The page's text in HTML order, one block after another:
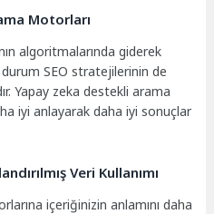
Motorları
algoritmalarında giderek
SEO stratejilerinin de
Yapay zeka destekli arama
iyi anlayarak daha iyi sonuçlar
Veri Kullanımı
içeriğinizin anlamını daha